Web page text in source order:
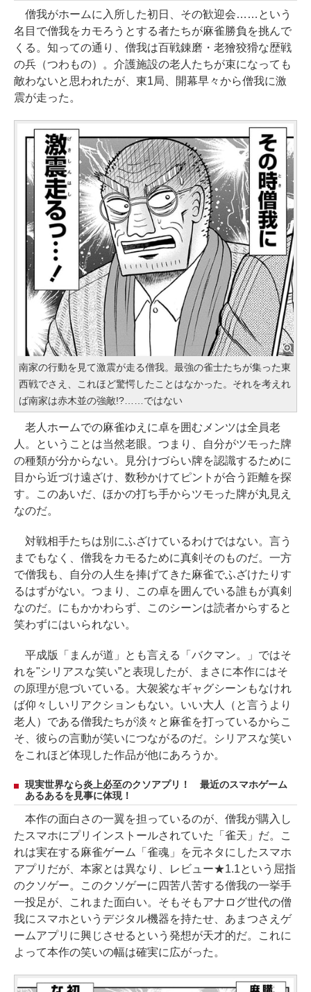
僧我がホームに入所した初日、その歓迎会……という
名目で僧我をカモろうとする者たちが麻雀勝負を挑んで
くる。知っての通り、僧我は百戦錬磨・老獪狡猾な歴戦
の兵（つわもの）。介護施設の老人たちが束になっても
敵わないと思われたが、東1局、開幕早々から僧我に激
震が走った。
南家の行動を見て激震が走る僧我。最強の雀士たちが集った東
西戦でさえ、これほど驚愕したことはなかった。それを考えれ
ば南家は赤木並の強敵!?……ではない
老人ホームでの麻雀ゆえに卓を囲むメンツは全員老
人。ということは当然老眼。つまり、自分がツモった牌
の種類が分からない。見分けづらい牌を認識するために
目から近づけ遠ざけ、数秒かけてピントが合う距離を探
す。このあいだ、ほかの打ち手からツモった牌が丸見え
なのだ。
対戦相手たちは別にふざけているわけではない。言う
までもなく、僧我をカモるために真剣そのものだ。一方
で僧我も、自分の人生を捧げてきた麻雀でふざけたりす
るはずがない。つまり、この卓を囲んでいる誰もが真剣
なのだ。にもかかわらず、このシーンは読者からすると
笑わずにはいられない。
平成版「まんが道」とも言える「バクマン。」ではそ
れを"シリアスな笑い”と表現したが、まさに本作にはそ
の原理が息づいている。大袈裟なギャグシーンもなけれ
ば仰々しいリアクションもない。いい大人（と言うより
老人）である僧我たちが淡々と麻雀を打っているからこ
そ、彼らの言動が笑いにつながるのだ。シリアスな笑い
をこれほど体現した作品が他にあろうか。
現実世界なら炎上必至のクソアプリ！ 最近のスマホゲーム
あるあるを見事に体現！
本作の面白さの一翼を担っているのが、僧我が購入し
たスマホにプリインストールされていた「雀天」だ。こ
れは実在する麻雀ゲーム「雀魂」を元ネタにしたスマホ
アプリだが、本家とは異なり、レビュー★1.1という屈指
のクソゲー。このクソゲーに四苦八苦する僧我の一挙手
一投足が、これまた面白い。そもそもアナログ世代の僧
我にスマホというデジタル機器を持たせ、あまつさえゲ
ームアプリに興じさせるという発想が天才的だ。これに
よって本作の笑いの幅は確実に広がった。